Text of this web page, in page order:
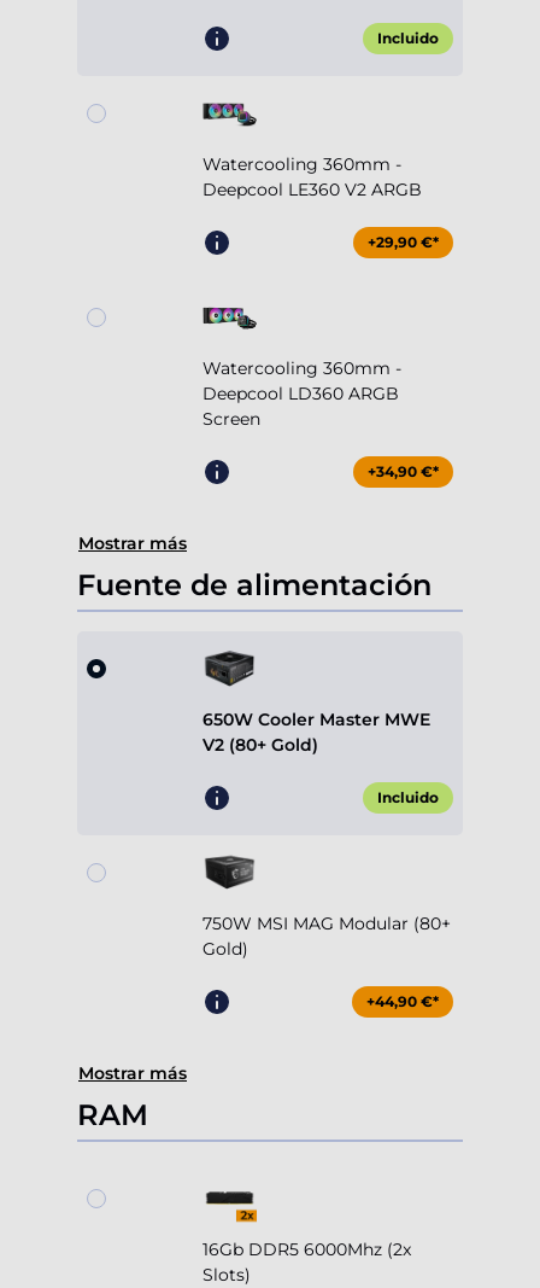
Incluido
Watercooling 360mm -
Deepcool LE360 V2 ARGB
+29,90 €*
Watercooling 360mm -
Deepcool LD360 ARGB
Screen
+34,90 €*
Mostrar más
Fuente de alimentación
650W Cooler Master MWE
V2 (80+ Gold)
Incluido
750W MSI MAG Modular (80+
Gold)
+44,90 €*
Mostrar más
RAM
16Gb DDR5 6000Mhz (2x
Slots)